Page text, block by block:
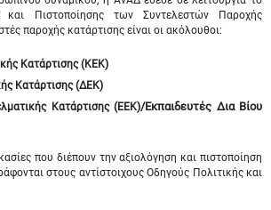
και Πιστοποίησης των Συντελεστών Παροχής
παροχής κατάρτισης είναι οι ακόλουθοι:
Κατάρτισης (ΚΕΚ)
Κατάρτισης (ΔΕΚ)
Κατάρτισης (ΕΕΚ)/Εκπαιδευτές Δια Βίου
που διέπουν την αξιολόγηση και πιστοποίηση
στους αντίστοιχους Οδηγούς Πολιτικής και